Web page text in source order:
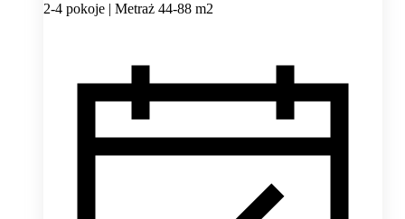
2-4 pokoje | Metraż 44-88 m2